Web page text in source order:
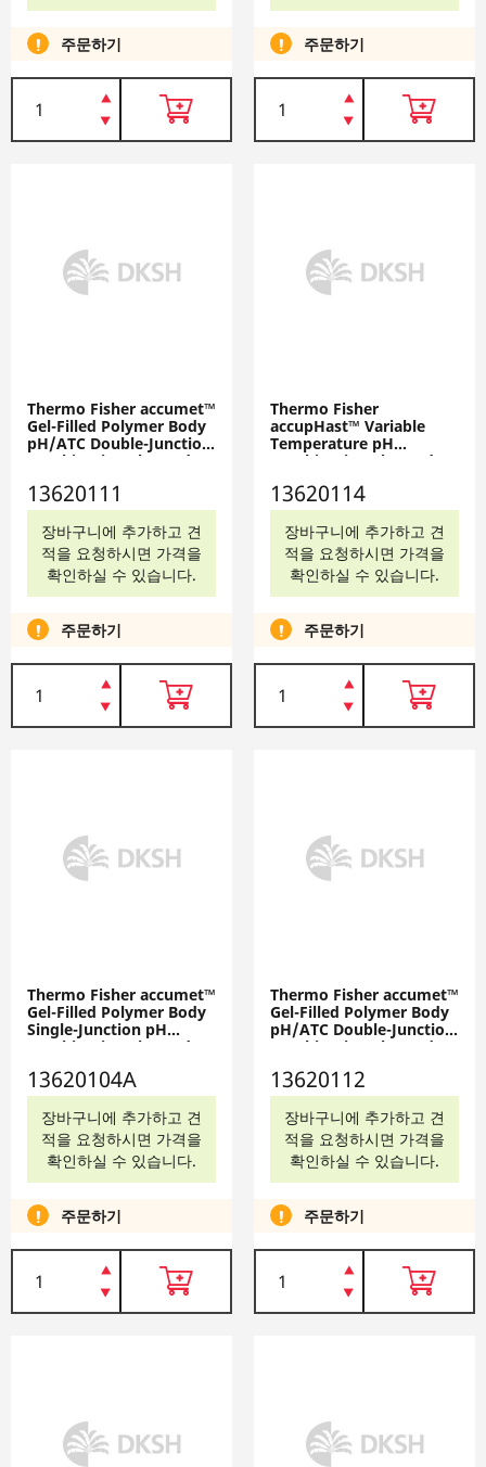
주문하기 주문하기
Thermo Fisher accumet™
Gel-Filled Polymer Body
pH/ATC Double-Junction
Combination Electrodes:
13620111
장바구니에 추가하고 견
적을 요청하시면 가격을
확인하실 수 있습니다.
주문하기
Thermo Fisher
accupHast™ Variable
Temperature pH
Combination Electrodes:
13620114
장바구니에 추가하고 견
적을 요청하시면 가격을
확인하실 수 있습니다.
주문하기
Thermo Fisher accumet™
Gel-Filled Polymer Body
Single-Junction pH
Combination Electrodes,
13620104A
장바구니에 추가하고 견
적을 요청하시면 가격을
확인하실 수 있습니다.
주문하기
Thermo Fisher accumet™
Gel-Filled Polymer Body
pH/ATC Double-Junction
Combination Electrodes:
13620112
장바구니에 추가하고 견
적을 요청하시면 가격을
확인하실 수 있습니다.
주문하기